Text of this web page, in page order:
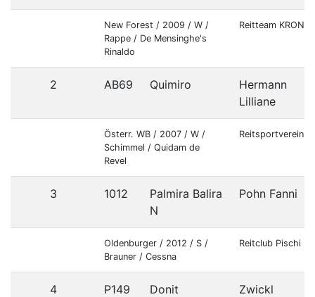
New Forest / 2009 / W /
Rappe / De Mensinghe's
Rinaldo
Reitteam
2 AB69 Quimiro
Hermann
Lilliane
Österr. WB / 2007 / W /
Schimmel / Quidam de
Revel
Reitsportverein
3 1012
Palmira Balira
N
Pohn Fanni
Oldenburger / 2012 / S /
Brauner / Cessna
Reitclub Pischi
4 P149 Donit
Zwickl